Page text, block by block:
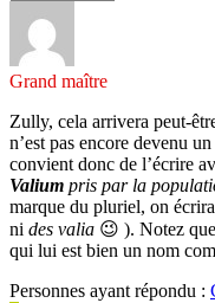
Grand maître
Zully, cela arrivera peut-
n’est pas encore devenu
convient donc de l’écrire
Valium pris par la
marque du pluriel, on
ni des valia 😉 ). Notez
qui lui est bien un nom
Personnes ayant répondu :